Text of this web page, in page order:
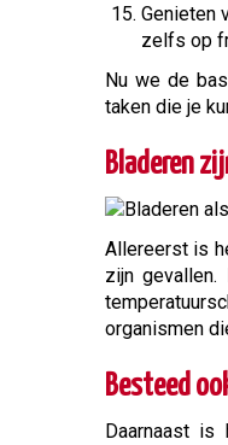
Genieten
zelfs op
Nu we de
taken die je
Bladeren
Allereerst is
zijn
organismen
Besteed
Daarnaast